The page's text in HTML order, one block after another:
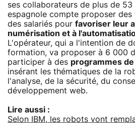
ses collaborateurs de plus de
espagnole compte proposer
des salariés pour favoriser leur
numérisation et à
L'opérateur, qui a l'intention de
formation, va proposer à 6 000
participer à des programmes
insérant les thématiques de la
l'analyse, de la sécurité, du
développement web.
Lire aussi :
Selon IBM, les robots vont